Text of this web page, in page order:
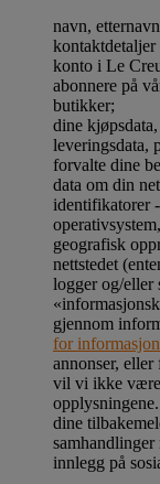
navn,
kontaktdetaljer
konto i Le
abonnere på
butikker;
dine
leveringsdata,
forvalte dine
data om din
identifikatorer
geografisk
nettstedet
logger og/eller
gjennom
for
annonser,
vil vi ikke være
opplysningene.
dine
samhandlinger
innlegg på